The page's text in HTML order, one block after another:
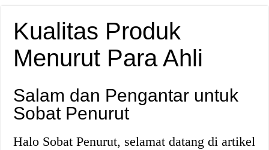
Kualitas Produk
Menurut Para Ahli
Salam dan Pengantar untuk
Sobat Penurut
Halo Sobat Penurut, selamat datang di artikel